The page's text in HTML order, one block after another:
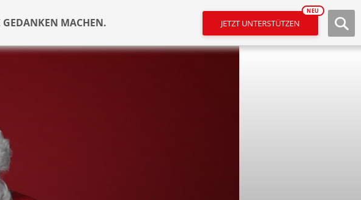
GEDANKEN MACHEN. JETZT UNTERSTÜTZEN
NEU